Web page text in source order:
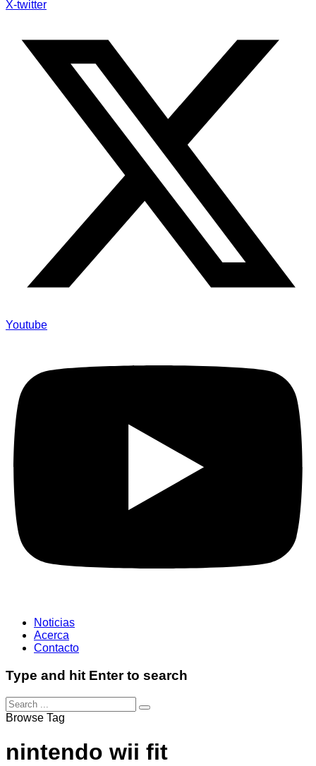
X-twitter
Youtube
Noticias
Acerca
Contacto
Type and hit Enter to search
Browse Tag
nintendo wii fit